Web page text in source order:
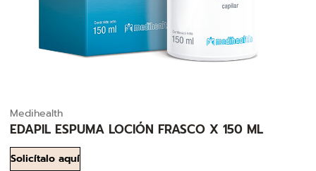
Medihealth
EDAPIL ESPUMA LOCIÓN FRASCO X 150 ML
Solicítalo aquí